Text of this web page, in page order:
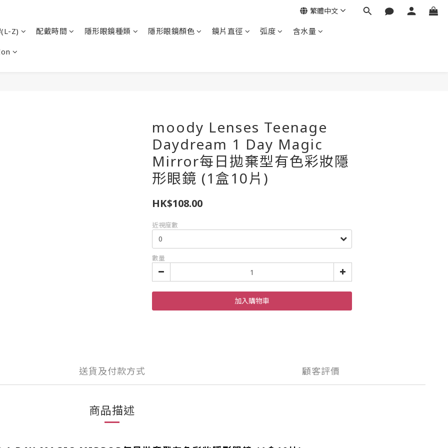
Z) 配戴時間 隱形眼鏡種類 隱形眼鏡顏色 鏡片直徑 弧度 含水量
繁體中文
moody Lenses Teenage
Daydream 1 Day Magic
Mirror每日拋棄型有色彩妝隱
形眼鏡 (1盒10片)
HK$108.00
近視度數
數量
加入購物車
送貨及付款方式 顧客評價
商品描述